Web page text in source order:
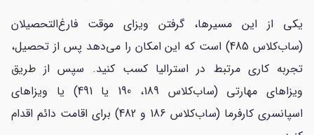
یکی از این مسیرها، گرفتن ویزای موقت فارغ‌التحصیلان
(ساب‌کلاس 485) است که این امکان را می‌دهد پس از تحصیل،
تجربه کاری مرتبط در استرالیا کسب کنید. سپس از طریق
ویزاهای مهارتی (ساب‌کلاس 189، 190 یا 491) یا ویزاهای
اسپانسری کارفرما (ساب‌کلاس 186 و 482) برای اقامت دائم اقدام